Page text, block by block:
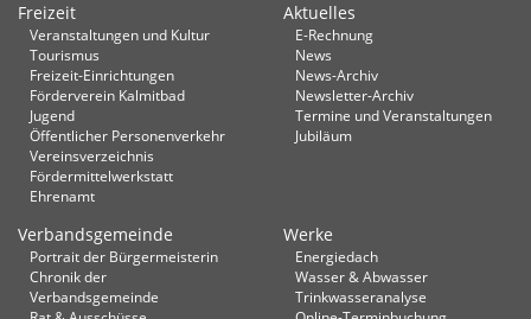
Freizeit
Veranstaltungen und Kultur
Tourismus
Freizeit-Einrichtungen
Förderverein Kalmitbad
Jugend
Öffentlicher Personenverkehr
Vereinsverzeichnis
Fördermittelwerkstatt
Ehrenamt
Aktuelles
E-Rechnung
News
News-Archiv
Newsletter-Archiv
Termine und Veranstaltungen
Jubiläum
Verbandsgemeinde
Portrait der Bürgermeisterin
Chronik der
Verbandsgemeinde
Werke
Energiedach
Wasser & Abwasser
Trinkwasseranalyse